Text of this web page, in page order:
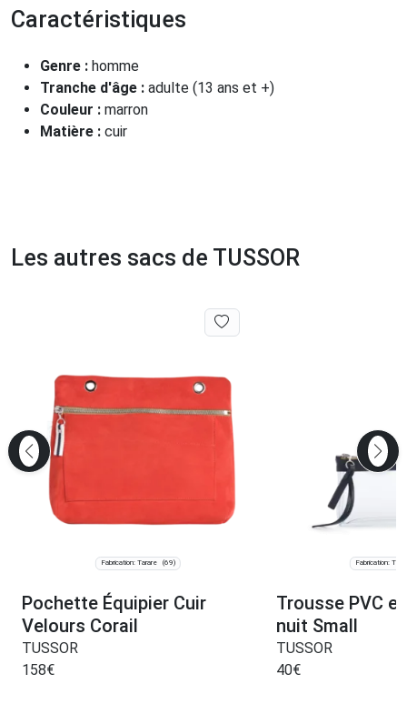
Caractéristiques
Genre : homme
Tranche d'âge : adulte (13 ans et +)
Couleur : marron
Matière : cuir
Les autres sacs de TUSSOR
Fabrication: Tarare (69)
Pochette Équipier Cuir
Velours Corail
TUSSOR
158€
Fabrication:
Trousse PVC
nuit Small
TUSSOR
40€